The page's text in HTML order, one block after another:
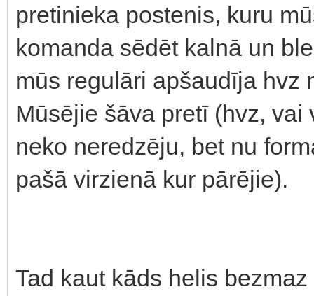
pretinieka postenis, kuru
komanda sēdēt kalnā un
mūs regulāri apšaudīja hvz
Mūsējie šāva pretī (hvz,
neko neredzēju, bet nu
pašā virzienā kur pārējie).
Tad kaut kāds helis